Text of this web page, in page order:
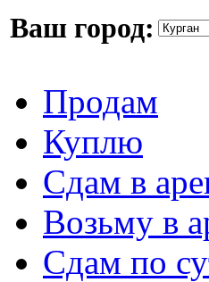
Ваш город:
Продам
Куплю
Сдам в
Возьму в
Сдам по